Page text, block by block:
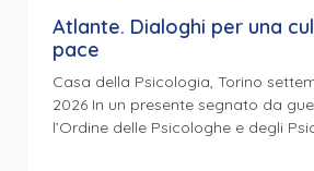
Atlante. Dialoghi per una
pace
Casa della Psicologia, Torino
2026 In un presente segnato da
l’Ordine delle Psicologhe e degli